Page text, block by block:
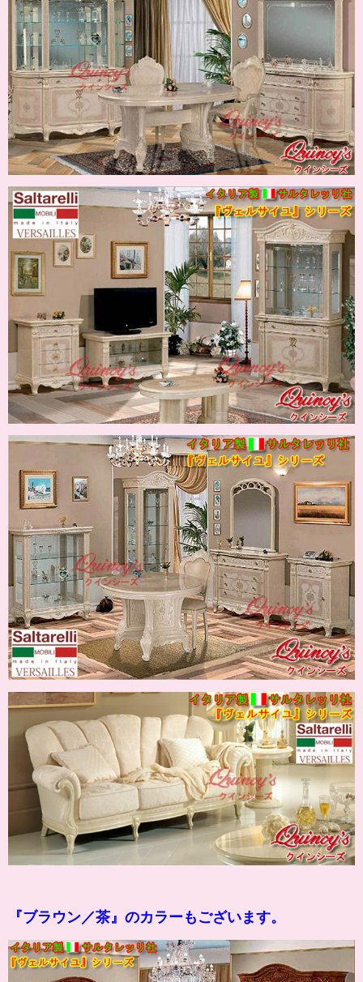
『ブラウン／茶』のカラーもございます。